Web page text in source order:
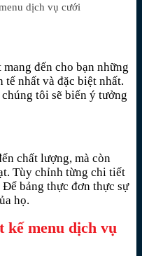
dịch vụ cưới
đến cho bạn những
nhất và đặc biệt nhất.
tôi sẽ biến ý tưởng
chất lượng, mà còn
Tùy chỉnh từng chi tiết
bảng thực đơn thực sự
họ.
kế menu dịch vụ